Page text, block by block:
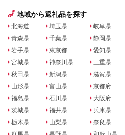
地域から返礼品を探す
北海道
青森県
岩手県
宮城県
秋田県
山形県
福島県
茨城県
栃木県
埼玉県
千葉県
東京都
神奈川県
新潟県
富山県
石川県
福井県
山梨県
岐阜県
静岡県
愛知県
三重県
滋賀県
京都府
大阪府
兵庫県
奈良県